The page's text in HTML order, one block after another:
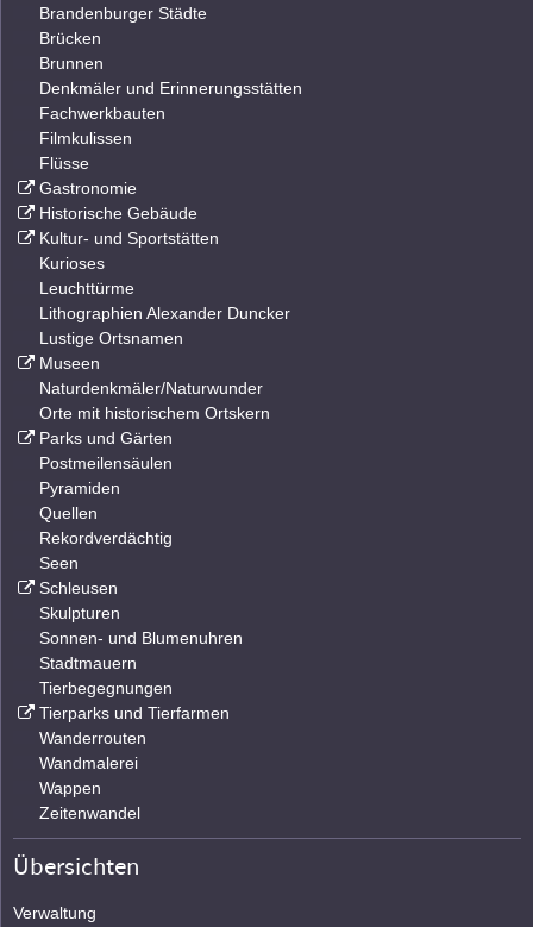
Brandenburger Städte
Brücken
Brunnen
Denkmäler und Erinnerungsstätten
Fachwerkbauten
Filmkulissen
Flüsse
Gastronomie
Historische Gebäude
Kultur- und Sportstätten
Kurioses
Leuchttürme
Lithographien Alexander Duncker
Lustige Ortsnamen
Museen
Naturdenkmäler/Naturwunder
Orte mit historischem Ortskern
Parks und Gärten
Postmeilensäulen
Pyramiden
Quellen
Rekordverdächtig
Seen
Schleusen
Skulpturen
Sonnen- und Blumenuhren
Stadtmauern
Tierbegegnungen
Tierparks und Tierfarmen
Wanderrouten
Wandmalerei
Wappen
Zeitenwandel
Übersichten
Verwaltung